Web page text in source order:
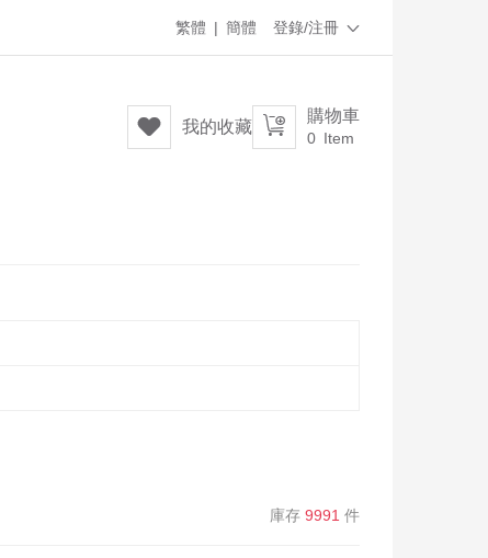
登錄/注冊 
繁體 | 簡體
 購物車
0 Item
 我的收藏
庫存 9991 件